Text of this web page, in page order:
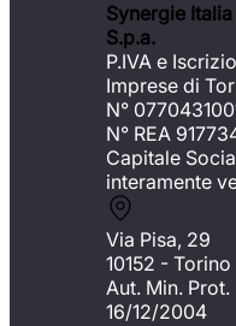
Synergie
S.p.a.
P.IVA e
Imprese di
N°
N° REA
Capitale
interamente
Via Pisa, 29
10152 - Torino
Aut. Min. Prot.
16/12/2004